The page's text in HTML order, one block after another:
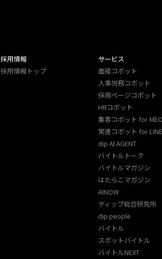
採用情報
採用情報トップ
サービス
面接コボット
人事労務コボット​
採用ページコボット​
HRコボット
集客コボット for MEO
常連コボット for LINE​
dip AI AGENT
バイトルトーク
バイトルマガジン
はたらこマガジン
AINOW
ディップ総合研究所
dip people
バイトル
スポットバイトル
バイトルNEXT